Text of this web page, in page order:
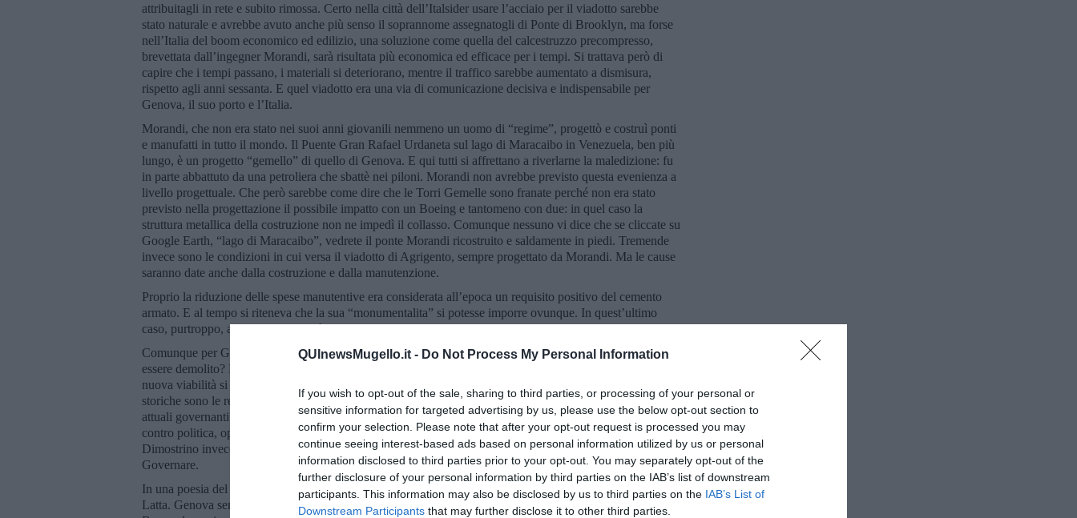
QUInewsMugello.it - Do Not Process My Personal Information
If you wish to opt-out of the sale, sharing to third parties, or processing of your personal or
sensitive information for targeted advertising by us, please use the below opt-out section to
confirm your selection. Please note that after your opt-out request is processed you may
continue seeing interest-based ads based on personal information utilized by us or personal
information disclosed to third parties prior to your opt-out. You may separately opt-out of the
further disclosure of your personal information by third parties on the IAB’s list of downstream
participants. This information may also be disclosed by us to third parties on the IAB’s List of
Downstream Participants that may further disclose it to other third parties.
attribuitagli in rete e subito rimossa. Certo nella città dell’Italsider usare l’acciaio per il viadotto sarebbe
stato naturale e avrebbe avuto anche più senso il soprannome assegnatogli di Ponte di Brooklyn, ma forse
nell’Italia del boom economico ed edilizio, una soluzione come quella del calcestruzzo precompresso,
brevettata dall’ingegner Morandi, sarà risultata più economica ed efficace per i tempi. Si trattava però di
capire che i tempi passano, i materiali si deteriorano, mentre il traffico sarebbe aumentato a dismisura,
rispetto agli anni sessanta. E quel viadotto era una via di comunicazione decisiva e indispensabile per
Genova, il suo porto e l’Italia.
Morandi, che non era stato nei suoi anni giovanili nemmeno un uomo di “regime”, progettò e costruì ponti
e manufatti in tutto il mondo. Il Puente Gran Rafael Urdaneta sul lago di Maracaibo in Venezuela, ben più
lungo, è un progetto “gemello” di quello di Genova. E qui tutti si affrettano a riverlarne la maledizione: fu
in parte abbattuto da una petroliera che sbattè nei piloni. Morandi non avrebbe previsto questa evenienza a
livello progettuale. Che però sarebbe come dire che le Torri Gemelle sono franate perché non era stato
previsto nella progettazione il possibile impatto con un Boeing e tantomeno con due: in quel caso la
struttura metallica della costruzione non ne impedì il collasso. Comunque nessuno vi dice che se cliccate su
Google Earth, “lago di Maracaibo”, vedrete il ponte Morandi ricostruito e saldamente in piedi. Tremende
invece sono le condizioni in cui versa il viadotto di Agrigento, sempre progettato da Morandi. Ma le cause
saranno date anche dalla costruzione e dalla manutenzione.
Proprio la riduzione delle spese manutentive era considerata all’epoca un requisito positivo del cemento
armato. E al tempo si riteneva che la sua “monumentalita” si potesse imporre ovunque. In quest’ultimo
caso, purtroppo, anche in prossimità della Valle dei Templi.
Comunque per Genova vogliamo sapere cosa si farà del vecchio viadotto: può essere ricostruito o deve
essere demolito? Possono essere salvati i palazzi sottostanti? Che soluzione per i seicento sfollati? E quale
nuova viabilità si pensa di realizzare senza far passare mezza Italia dai Caruggi genovesi? Diffuse e
storiche sono le responsabilità dei ritardi e nessuno può sfuggire agli accertamenti e ai giudizi, ma i nostri
attuali governanti la smettano di scagliare anatemi, sentenze e grida. Di allestire gogne, alimentando ostilità
contro politica, opere e progresso in nome di un antipotere a cui ora, per ruolo, non appartengono più.
Dimostrino invece ciò che una classe dirigente deve saper fare, nella buona o nella cattiva sorte.
Governare.
In una poesia del ‘56, “Litanìa”, Giorgio Caproni descriveva Genova che si riscatta. Tettoia. Azzurro.
Latta. Genova sempre umana, presente, partigiana. E così mi piace pensare, dobbiamo pensare, che sarà.